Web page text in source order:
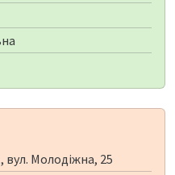
вул. Молодіжна, 25